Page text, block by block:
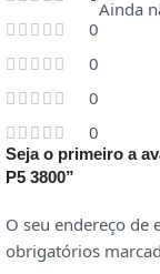
0
0
0
0
Ainda
Seja o primeiro a
P5 3800”
O seu endereço de
obrigatórios